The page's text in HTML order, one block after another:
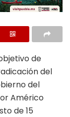
de
del
del
Américo
de 15